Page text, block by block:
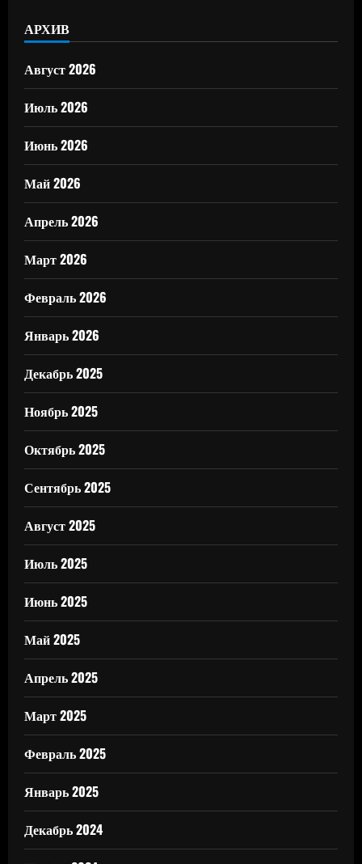
АРХИВ
Август 2026
Июль 2026
Июнь 2026
Май 2026
Апрель 2026
Март 2026
Февраль 2026
Январь 2026
Декабрь 2025
Ноябрь 2025
Октябрь 2025
Сентябрь 2025
Август 2025
Июль 2025
Июнь 2025
Май 2025
Апрель 2025
Март 2025
Февраль 2025
Январь 2025
Декабрь 2024